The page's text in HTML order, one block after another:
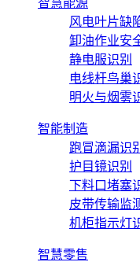
风电叶片缺
卸油作业安
静电服识别
电线杆鸟巢
明火与烟雾
智能制造
跑冒滴漏识
护目镜识别
下料口堵塞
皮带传输监
机柜指示灯
智慧零售